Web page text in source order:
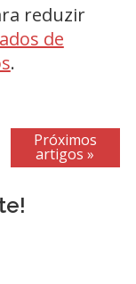
reduzir
de
.
Próximos
artigos »